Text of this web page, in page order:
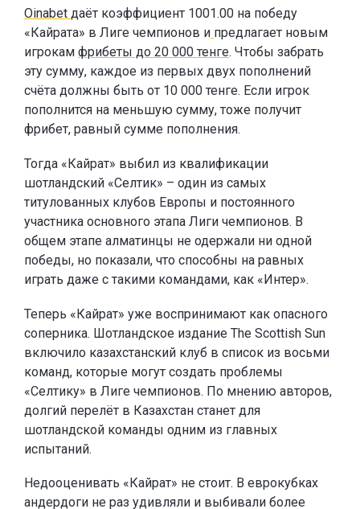
Oinabet даёт коэффициент 1001.00 на победу
«Кайрата» в Лиге чемпионов и предлагает новым
игрокам фрибеты до 20 000 тенге. Чтобы забрать
эту сумму, каждое из первых двух пополнений
счёта должны быть от 10 000 тенге. Если игрок
пополнится на меньшую сумму, тоже получит
фрибет, равный сумме пополнения.
Тогда «Кайрат» выбил из квалификации
шотландский «Селтик» – один из самых
титулованных клубов Европы и постоянного
участника основного этапа Лиги чемпионов. В
общем этапе алматинцы не одержали ни одной
победы, но показали, что способны на равных
играть даже с такими командами, как «Интер».
Теперь «Кайрат» уже воспринимают как опасного
соперника. Шотландское издание The Scottish Sun
включило казахстанский клуб в список из восьми
команд, которые могут создать проблемы
«Селтику» в Лиге чемпионов. По мнению авторов,
долгий перелёт в Казахстан станет для
шотландской команды одним из главных
испытаний.
Недооценивать «Кайрат» не стоит. В еврокубках
андердоги не раз удивляли и выбивали более